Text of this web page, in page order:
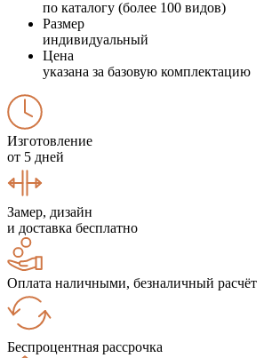
по каталогу (более 100 видов)
Размер
индивидуальный
Цена
указана за базовую комплектацию
Изготовление
от 5 дней
Замер, дизайн
и доставка бесплатно
Оплата наличными, безналичный расчёт
Беспроцентная рассрочка